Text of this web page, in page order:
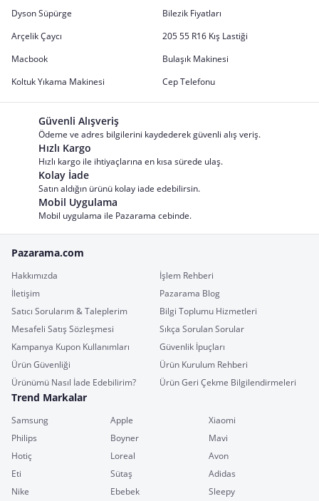
Dyson Süpürge
Bilezik Fiyatları
Arçelik Çaycı
205 55 R16 Kış Lastiği
Macbook
Bulaşık Makinesi
Koltuk Yıkama Makinesi
Cep Telefonu
Güvenli Alışveriş
Ödeme ve adres bilgilerini kaydederek güvenli alış veriş.
Hızlı Kargo
Hızlı kargo ile ihtiyaçlarına en kısa sürede ulaş.
Kolay İade
Satın aldığın ürünü kolay iade edebilirsin.
Mobil Uygulama
Mobil uygulama ile Pazarama cebinde.
Pazarama.com
Hakkımızda
İşlem Rehberi
İletişim
Pazarama Blog
Satıcı Sorularım & Taleplerim
Bilgi Toplumu Hizmetleri
Mesafeli Satış Sözleşmesi
Sıkça Sorulan Sorular
Kampanya Kupon Kullanımları
Güvenlik İpuçları
Ürün Güvenliği
Ürün Kurulum Rehberi
Ürünümü Nasıl İade Edebilirim?
Ürün Geri Çekme Bilgilendirmeleri
Trend Markalar
Samsung Apple
Xiaomi
Philips
Boyner
Mavi
Hotiç
Loreal
Avon
Eti
Sütaş
Adidas
Nike
Ebebek
Sleepy